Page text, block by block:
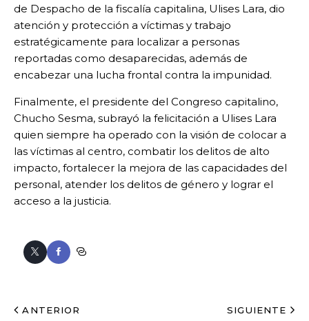
de Despacho de la fiscalía capitalina, Ulises Lara, dio
atención y protección a víctimas y trabajo
estratégicamente para localizar a personas
reportadas como desaparecidas, además de
encabezar una lucha frontal contra la impunidad.
Finalmente, el presidente del Congreso capitalino,
Chucho Sesma, subrayó la felicitación a Ulises Lara
quien siempre ha operado con la visión de colocar a
las víctimas al centro, combatir los delitos de alto
impacto, fortalecer la mejora de las capacidades del
personal, atender los delitos de género y lograr el
acceso a la justicia.
ANTERIOR SIGUIENTE